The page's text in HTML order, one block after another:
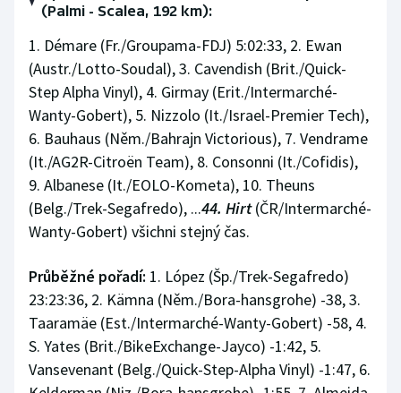
(Palmi - Scalea, 192 km):
1. Démare (Fr./Groupama-FDJ) 5:02:33, 2. Ewan
(Austr./Lotto-Soudal), 3. Cavendish (Brit./Quick-
Step Alpha Vinyl), 4. Girmay (Erit./Intermarché-
Wanty-Gobert), 5. Nizzolo (It./Israel-Premier Tech),
6. Bauhaus (Něm./Bahrajn Victorious), 7. Vendrame
(It./AG2R-Citroën Team), 8. Consonni (It./Cofidis),
9. Albanese (It./EOLO-Kometa), 10. Theuns
(Belg./Trek-Segafredo), ...44. Hirt(ČR/Intermarché-
Wanty-Gobert) všichni stejný čas.
Průběžné pořadí: 1. López (Šp./Trek-Segafredo)
23:23:36, 2. Kämna (Něm./Bora-hansgrohe) -38, 3.
Taaramäe (Est./Intermarché-Wanty-Gobert) -58, 4.
S. Yates (Brit./BikeExchange-Jayco) -1:42, 5.
Vansevenant (Belg./Quick-Step-Alpha Vinyl) -1:47, 6.